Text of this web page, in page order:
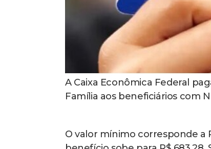
A Caixa Econômica Federal
Família aos beneficiários com
O valor mínimo corresponde a